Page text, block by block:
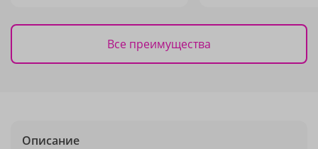
Все преимущества
Описание